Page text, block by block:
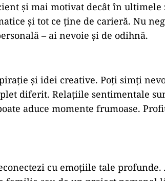
și mai motivat decât în ultimele
și tot ce ține de carieră. Nu
– ai nevoie și de odihnă.
și idei creative. Poți simți
diferit. Relațiile sentimentale
aduce momente frumoase.
cu emoțiile tale profunde.